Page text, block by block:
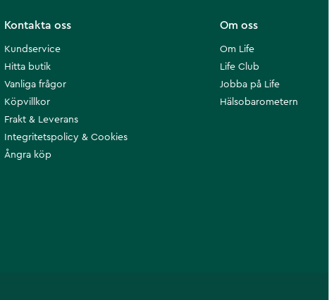
Om oss
Om Life
Life Club
Jobba på Life
Hälsobarometern
Kontakta oss
Kundservice
Hitta butik
Vanliga frågor
Köpvillkor
Frakt & Leverans
Integritetspolicy & Cookies
Ångra köp